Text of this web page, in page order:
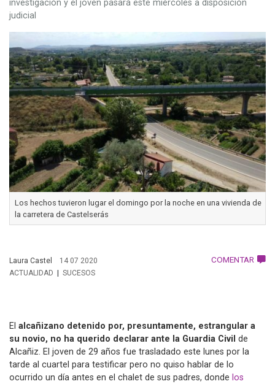
investigación y el joven pasará este miércoles a disposición
judicial
Los hechos tuvieron lugar el domingo por la noche en una vivienda de
la carretera de Castelserás
Laura Castel 14 07 2020 COMENTAR
ACTUALIDAD SUCESOS
El alcañizano detenido por, presuntamente, estrangular a
su novio, no ha querido declarar ante la Guardia Civil de
Alcañiz. El joven de 29 años fue trasladado este lunes por la
tarde al cuartel para testificar pero no quiso hablar de lo
ocurrido un día antes en el chalet de sus padres, donde los